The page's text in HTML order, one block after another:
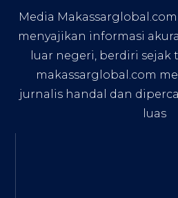
Media
menyajikan informasi
luar negeri, berdiri sejak
makassarglobal.com
jurnalis handal dan
luas